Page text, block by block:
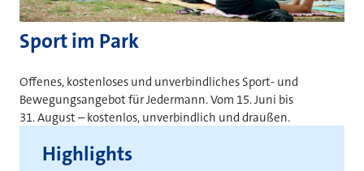
Sport im Park
Offenes, kostenloses und unverbindliches Sport- und
Bewegungsangebot für Jedermann. Vom 15. Juni bis
31. August – kostenlos, unverbindlich und draußen.
Highlights